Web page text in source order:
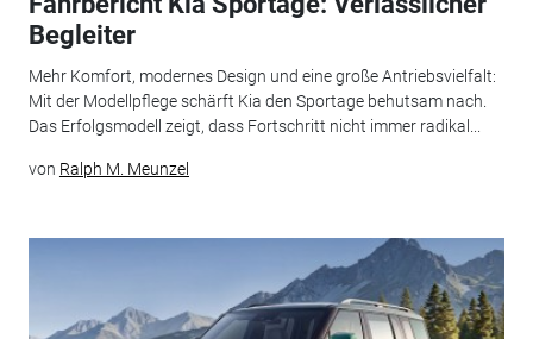
Begleiter
Mehr Komfort, modernes Design und eine große Antriebsvielfalt:
Mit der Modellpflege schärft Kia den Sportage behutsam nach.
Das Erfolgsmodell zeigt, dass Fortschritt nicht immer radikal...
von Ralph M. Meunzel